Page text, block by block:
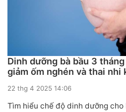
Dinh dưỡng bà bầu 3
giảm ốm nghén và thai nhi
22 thg 4 2025 14:06
Tìm hiểu chế độ dinh dưỡng